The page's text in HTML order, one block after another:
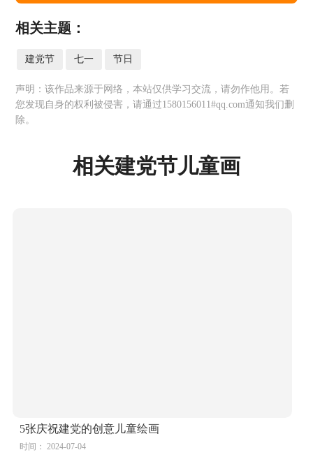
相关主题：
建党节 七一 节日
声明：该作品来源于网络，本站仅供学习交流，请勿作他用。若
您发现自身的权利被侵害，请通过1580156011#qq.com通知我们删
除。
相关建党节儿童画
5张庆祝建党的创意儿童绘画
时间： 2024-07-04